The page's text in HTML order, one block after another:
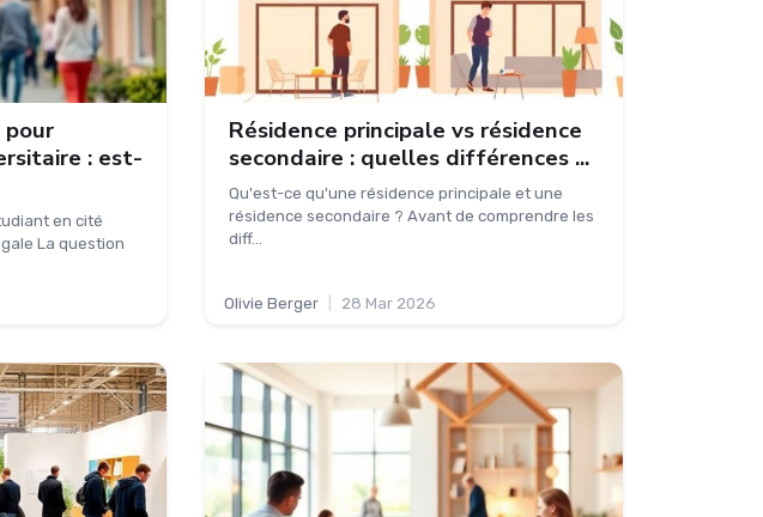
: est-
en cité
La question
Résidence principale vs résidence
secondaire : quelles différences ...
Qu'est-ce qu'une résidence principale et une
résidence secondaire ? Avant de comprendre les
diff...
Olivie Berger 28 Mar 2026